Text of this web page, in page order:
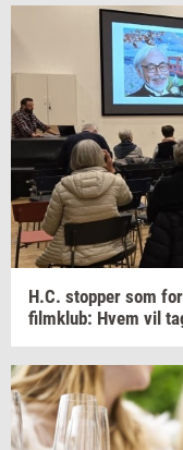
H.C. stop­per som
film­klub: Hvem vil